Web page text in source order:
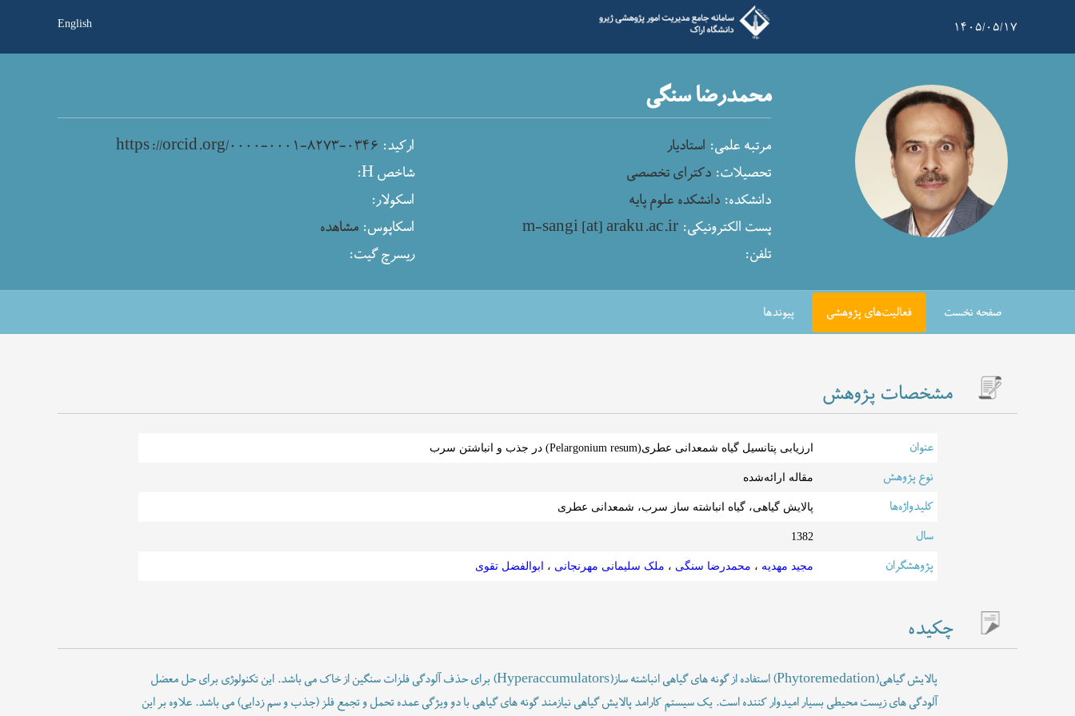
۱۴۰۵/۰۵/۱۷ English
محمدرضا سنگی
مرتبه علمی: استادیار ارکید: https://orcid.org/۰۰۰۰-۰۰۰۱-۸۲۷۳-۰۳۴۶
تحصیلات: دکترای تخصصی
شاخص H:
دانشکده: دانشکده علوم پایه
اسکولار:
پست الکترونیکی: m-sangi [at] araku.ac.ir اسکاپوس: مشاهده
تلفن:
ریسرچ گیت:
صفحه نخست فعالیت‌های پژوهشی پیوندها
مشخصات پژوهش
عنوان ارزیابی پتانسیل گیاه شمعدانی عطری(Pelargonium resum) در جذب و انباشتن سرب
نوع پژوهش مقاله ارائه‌شده
کلیدواژه‌ها پالایش گیاهی، گیاه انباشته ساز سرب، شمعدانی عطری
سال 1382
پژوهشگران مجید مهدیه ، محمدرضا سنگی ، ملک سلیمانی مهرنجانی ، ابوالفضل تقوی
چکیده
پالایش گیاهی(Phytoremedation) استفاده از گونه های گیاهی انباشته ساز(Hyperaccumulators) برای حذف آلودگی فلزات سنگین از خاک می باشد. این تکنولوژی برای حل معضل
آلودگی های زیست محیطی بسیار امیدوار کننده است. یک سیستم کارامد پالایش گیاهی نیازمند گونه های گیاهی با دو ویژگی عمده تحمل و تجمع فلز (جذب و سم زدایی) می باشد. علاوه بر این